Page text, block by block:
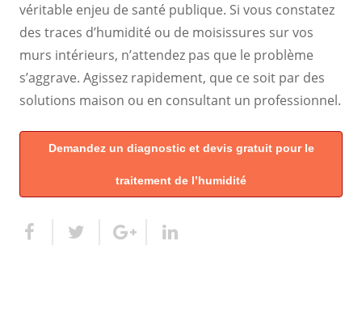
véritable enjeu de santé publique. Si vous constatez
des traces d’humidité ou de moisissures sur vos
murs intérieurs, n’attendez pas que le problème
s’aggrave. Agissez rapidement, que ce soit par des
solutions maison ou en consultant un professionnel.
Demandez un diagnostic et devis gratuit pour le
traitement de l’humidité